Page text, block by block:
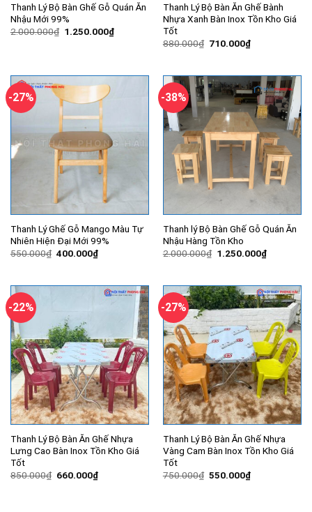
Thanh Lý Bộ Bàn Ghế Gỗ Quán Ăn
Nhậu Mới 99%
2.000.000₫ Giá
1.250.000₫Giá
hiện
Thanh Lý Bộ Bàn Ăn Ghế Bành
Nhựa Xanh Bàn Inox Tồn Kho Giá
Tốt
880.000₫ Giá
710.000₫Giá
hiện
710.000₫.
-27%
Thanh Lý Ghế Gỗ Mango Màu Tự
Nhiên Hiện Đại Mới 99%
550.000₫ Giá
400.000₫Giá
hiện
400.000₫.
-38%
Thanh lý Bộ Bàn Ghế Gỗ Quán Ăn
Nhậu Hàng Tồn Kho
2.000.000₫ Giá
1.250.000₫Giá
hiện
-22%
Thanh Lý Bộ Bàn Ăn Ghế Nhựa
Lưng Cao Bàn Inox Tồn Kho Giá
Tốt
850.000₫ Giá
660.000₫Giá
hiện
-27%
Thanh Lý Bộ Bàn Ăn Ghế Nhựa
Vàng Cam Bàn Inox Tồn Kho Giá
Tốt
750.000₫ Giá
550.000₫Giá
hiện